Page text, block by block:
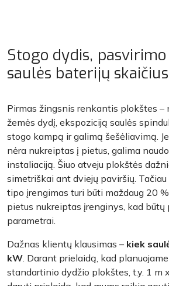
Stogo dydis,
saulės baterijų skaičius
Pirmas žingsnis renkantis plokštes
žemės dydį, ekspoziciją saulės
stogo kampą ir galimą šešėliavimą.
nėra nukreiptas į pietus, galima
instaliaciją. Šiuo atveju plokštės
simetriškai ant dviejų paviršių.
tipo įrengimas turi būti maždaug 20
pietus nukreiptas įrenginys, kad
parametrai.
Dažnas klientų klausimas – kiek
kW . Darant prielaidą, kad
standartinio dydžio plokštes, t.y. 1 m